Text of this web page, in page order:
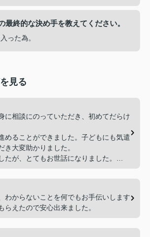
最終的な決め手を教えてください。
った為。
見る
に相談にのっていただき、初めてだらけ
めることができました。子どもにも気遣
き大変助かりました。
たが、とてもお世話になりました。
ございました。
わからないことを何でもお手伝いします
らえたので安心出来ました。